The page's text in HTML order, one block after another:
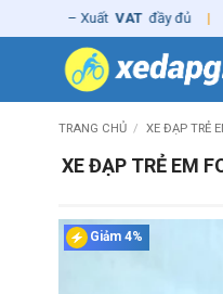
to
VAT đầy đủ | 🚚
TRANG CHỦ / XE ĐẠP TRẺ
XE ĐẠP TRẺ EM
Giảm 4%